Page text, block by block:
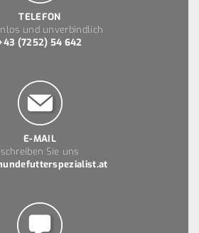
TELEFON
und unverbindlich
(7252) 54 642
E-MAIL
schreiben Sie uns